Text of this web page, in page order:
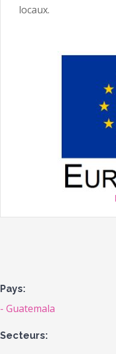
locaux.
Pays:
Guatemala
Secteurs: